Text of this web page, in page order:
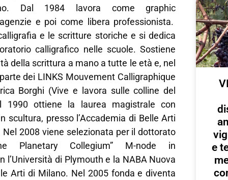
Dal 1984 lavora come graphic
e poi come libera professionista.
e le scritture storiche e si dedica
calligrafico nelle scuole. Sostiene
della scrittura a mano a tutte le età e, nel
dei LINKS Mouvement Calligraphique
Borghi (Vive e lavora sulle colline del
1990 ottiene la laurea magistrale con
scultura, presso l’Accademia di Belle Arti
Nel 2008 viene selezionata per il dottorato
Planetary Collegium” M-node in
l’Università di Plymouth e la NABA Nuova
Arti di Milano. Nel 2005 fonda e diventa
e